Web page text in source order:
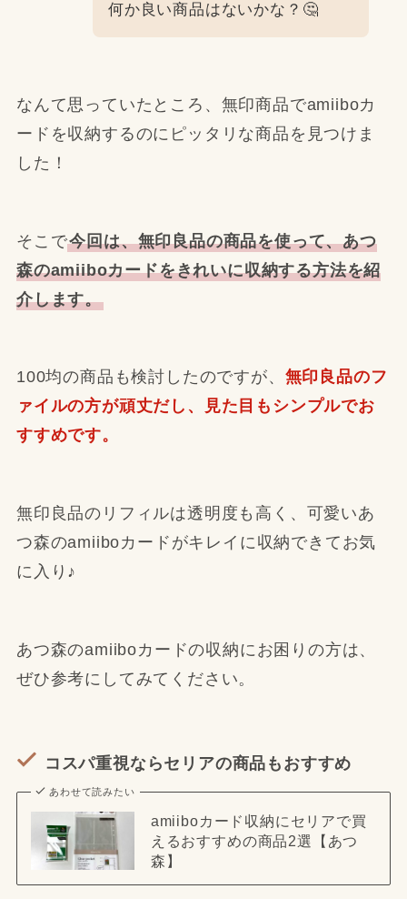
何か良い商品はないかな？🤔
なんて思っていたところ、無印商品でamiiboカ
ードを収納するのにピッタリな商品を見つけま
した！
そこで今回は、無印良品の商品を使って、あつ
森のamiiboカードをきれいに収納する方法を紹
介します。
100均の商品も検討したのですが、 無印良品のフ
ァイルの方が頑丈だし、見た目もシンプルでお
すすめです。
無印良品のリフィルは透明度も高く、可愛いあ
つ森のamiiboカードがキレイに収納できてお気
に入り♪
あつ森のamiiboカードの収納にお困りの方は、
ぜひ参考にしてみてください。
コスパ重視ならセリアの商品もおすすめ
あわせて読みたい
amiiboカード収納にセリアで買
えるおすすめの商品2選【あつ
森】